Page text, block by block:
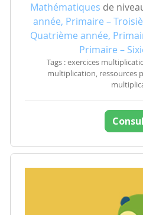
Mathématiques de
année, Primaire –
Quatrième année,
Primaire –
Tags : exercices
multiplication, ressources